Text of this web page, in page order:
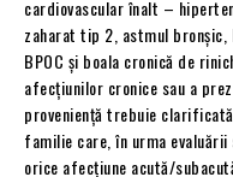
cardiovascular înalt –
zaharat tip 2, astmul
BPOC şi boala cronică de
afecțiunilor cronice sau a
proveniență trebuie
familie care, în urma
orice afecțiune acută/